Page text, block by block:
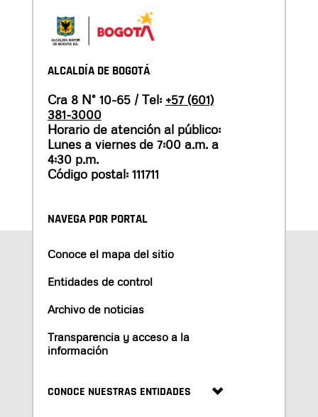
ALCALDÍA DE BOGOTÁ
Cra 8 N° 10-65 / Tel: +57 (601)
381-3000
Horario de atención al público:
Lunes a viernes de 7:00 a.m. a
4:30 p.m.
Código postal: 111711
NAVEGA POR PORTAL
Conoce el mapa del sitio
Entidades de control
Archivo de noticias
Transparencia y acceso a la
información
CONOCE NUESTRAS ENTIDADES